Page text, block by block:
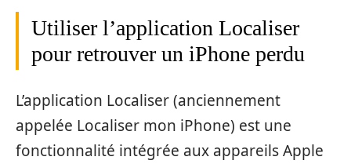
Utiliser l’application Localiser
pour retrouver un iPhone perdu
L’application Localiser (anciennement
appelée Localiser mon iPhone) est une
fonctionnalité intégrée aux appareils Apple